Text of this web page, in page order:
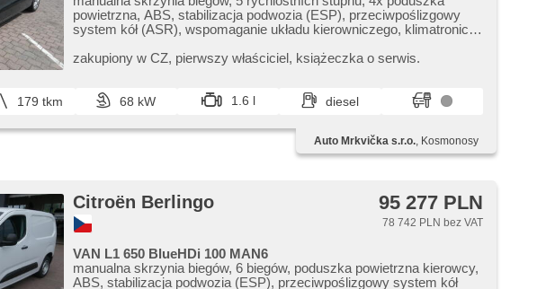
powietrzna, ABS, stabilizacja podwozia (ESP), przeciwpoślizgowy
system kół (ASR), wspomaganie układu kierowniczego, klimatronic,
zadní, czujnik deszczu, regulowana kierownica, bluetooth, el.
skrzyni biegów, aktywne siedzenie dla kierowcy, czujnik ciśnienia
zewnętrzny, wycieraczka tylna, přední pohon, chowane zagłówki
zakupiony w CZ,​ pierwszy właściciel,​ książeczka o serwis.
179 tkm 68 kW 1.6 l diesel
Auto Mrkvička s.r.o., Kosmonosy
Citroën Berlingo 95 277 PLN
78 742 PLN bez VAT
VAN L1 650 BlueHDi 100 MAN6
manualna skrzynia biegów, 6 biegów, poduszka powietrzna kierowcy,
ABS, stabilizacja podwozia (ESP), przeciwpoślizgowy system kół